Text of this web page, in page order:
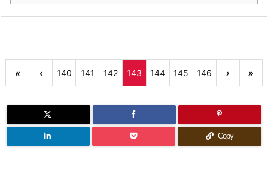
« ‹ 140 141 142 143 144 145 146 › »
Copy